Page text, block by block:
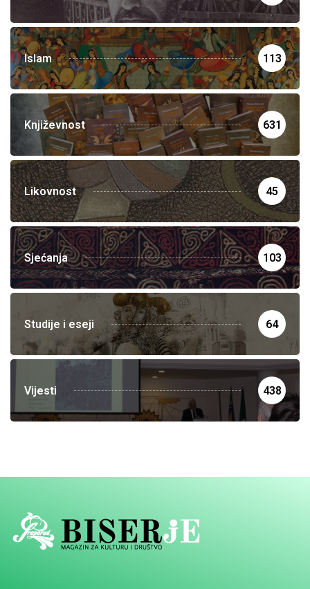
Islam 113
Književnost 631
Likovnost 45
Sjećanja 103
Studije i eseji 64
Vijesti 438